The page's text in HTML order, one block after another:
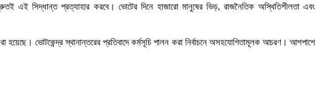
এই সিদ্ধান্ত প্রত্যাহার করবে। ভোটের দিনে হাজারো মানুষের ভিড়, রাজনৈতিক অস্থিতিশীলতা এবং
হয়েছে। ভোটকেন্দ্র স্থানান্তরের প্রতিবাদে কর্মসূচি পালন করা নির্বাচনে অসহযোগিতামূলক আচরণ। আশপাশে